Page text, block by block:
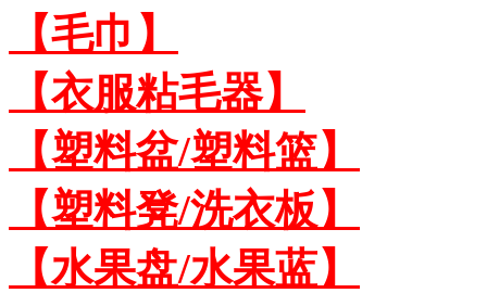
【毛巾】
【衣服粘毛器】
【塑料盆/塑料篮】
【塑料凳/洗衣板】
【水果盘/水果蓝】